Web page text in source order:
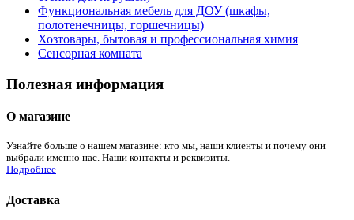
Функциональная мебель для ДОУ (шкафы,
полотенечницы, горшечницы)
Хозтовары, бытовая и профессиональная химия
Сенсорная комната
Полезная информация
О магазине
Узнайте больше о нашем магазине: кто мы, наши клиенты и почему они
выбрали именно нас. Наши контакты и реквизиты.
Подробнее
Доставка